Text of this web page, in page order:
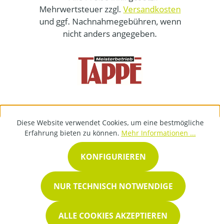
Mehrwertsteuer zzgl. Versandkosten
und ggf. Nachnahmegebühren, wenn
nicht anders angegeben.
Diese Website verwendet Cookies, um eine bestmögliche
Erfahrung bieten zu können. Mehr Informationen ...
NUR TECHNISCH NOTWENDIGE
KONFIGURIEREN
ALLE COOKIES AKZEPTIEREN